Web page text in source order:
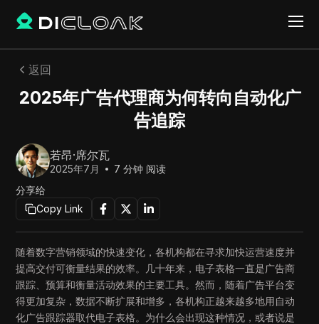
返回
2025年广告代理商为何转向自动化广
告追踪
若昂·席尔瓦
2025年7月 7 分钟 阅读
分享给
Copy Link
随着数字营销领域的快速变化，各机构都在寻求加快运营速度并
提高交付可衡量结果的效率。几十年来，电子表格一直是广告商
跟踪、预算和衡量活动效果的主要工具。然而，随着广告平台变
得更加复杂，数据不断扩展和增多，各机构正越来越多地用自动
化广告跟踪器取代电子表格。为什么会出现这种情况，或者说是